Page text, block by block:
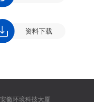
资料下载
徽环境科技大厦